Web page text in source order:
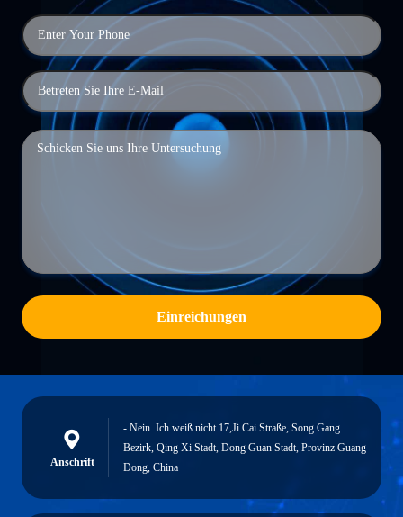
Einreichungen
Anschrift
- Nein. Ich weiß nicht.17,Ji Cai Straße, Song Gang
Bezirk, Qing Xi Stadt, Dong Guan Stadt, Provinz Guang
Dong, China